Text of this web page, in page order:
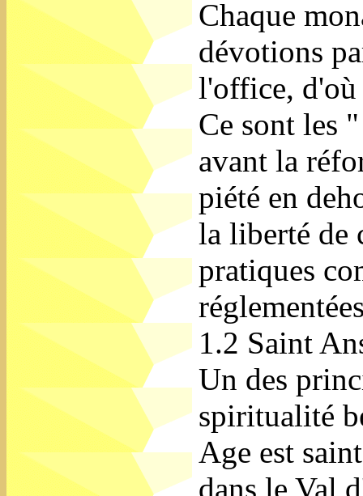
Chaque
dévotions
l'office, d'où
Ce sont les
avant la
piété en
la liberté de
pratiques
1.2 Saint
Un des
spiritualité
Age est
dans le Val